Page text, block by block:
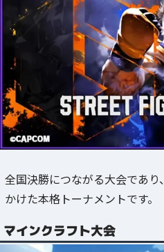
全国決勝につながる大会であり、
かけた本格トーナメントです。
マインクラフト大会